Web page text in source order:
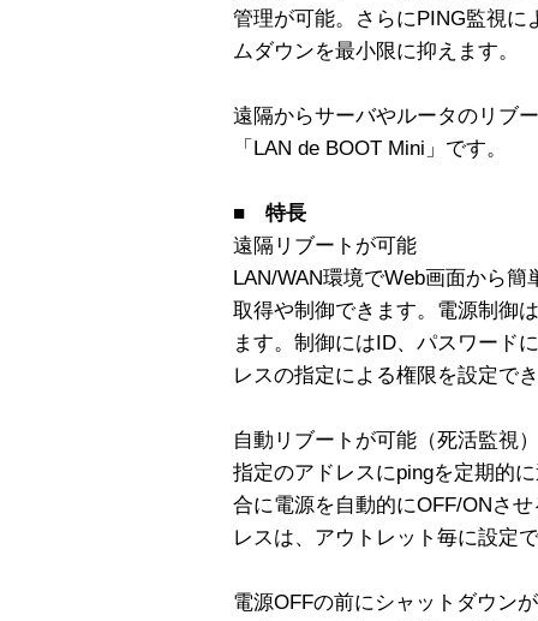
管理が可能。さらにPING監視
ムダウンを最小限に抑えます。
遠隔からサーバやルータのリブ
「LAN de BOOT Mini」です。
■ 特長
遠隔リブートが可能
LAN/WAN環境でWeb画面から
取得や制御できます。電源制御
ます。制御にはID、パスワード
レスの指定による権限を設定で
自動リブートが可能（死活監視）
指定のアドレスにpingを定期的
合に電源を自動的にOFF/ONさ
レスは、アウトレット毎に設定
電源OFFの前にシャットダウン